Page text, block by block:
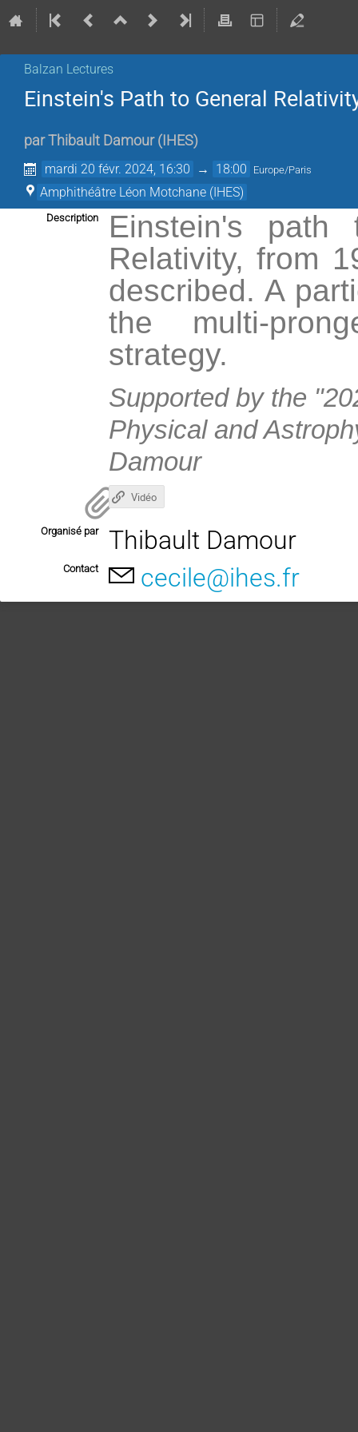
Balzan Lectures
Einstein's Path to General
parThibault Damour ( IHES)
mardi 20 févr. 2024, 16:30 → 18:00 Europe/Paris
Amphithéâtre Léon Motchane (IHES)
Description
Einstein's
Relativity, from
described. A
the multi-
strategy.
Supported by the
Physical and
Damour
Vidéo
Organisé par Thibault Damour
Contact cecile@ihes.fr